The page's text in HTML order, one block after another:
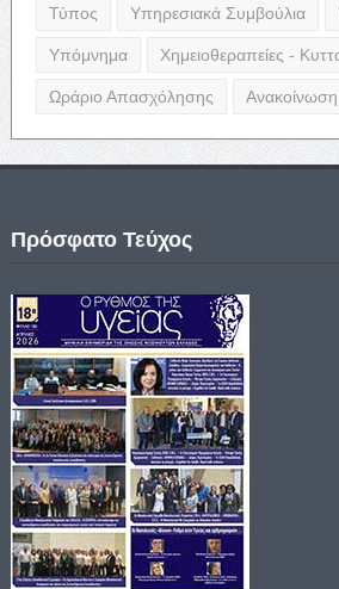
Τύπος Υπηρεσιακά Συμβούλια
Υπόμνημα Χημειοθεραπείες -
Ωράριο Απασχόλησης Ανακοίνωση
Πρόσφατο Τεύχος